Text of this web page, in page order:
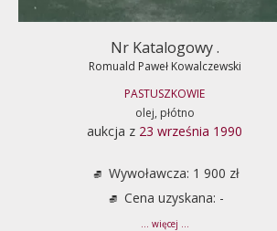
Nr Katalogowy .
Romuald Paweł Kowalczewski
PASTUSZKOWIE
olej, płótno
aukcja z 23 września 1990
Wywoławcza: 1 900 zł
Cena uzyskana: -
... więcej ...